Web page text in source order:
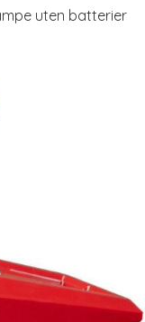
uten batterier